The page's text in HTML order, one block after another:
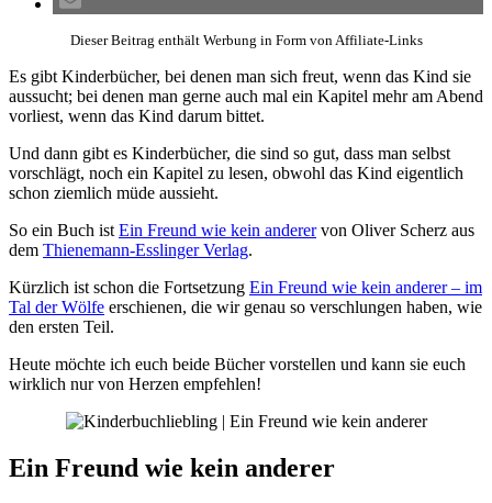
Dieser Beitrag enthält Werbung in Form von Affiliate-Links
Es gibt Kinderbücher, bei denen man sich freut, wenn das Kind sie
aussucht; bei denen man gerne auch mal ein Kapitel mehr am Abend
vorliest, wenn das Kind darum bittet.
Und dann gibt es Kinderbücher, die sind so gut, dass man selbst
vorschlägt, noch ein Kapitel zu lesen, obwohl das Kind eigentlich
schon ziemlich müde aussieht.
So ein Buch ist Ein Freund wie kein anderervon Oliver Scherz aus
dem Thienemann-Esslinger Verlag.
Kürzlich ist schon die Fortsetzung Ein Freund wie kein anderer – im
Tal der Wölfe erschienen, die wir genau so verschlungen haben, wie
den ersten Teil.
Heute möchte ich euch beide Bücher vorstellen und kann sie euch
wirklich nur von Herzen empfehlen!
Ein Freund wie kein anderer